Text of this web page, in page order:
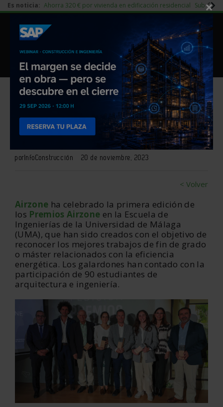
Es noticia: Ahorra 320 € por vivienda en edificación residencial Subida
Piedra Natural |
Redes Sociales
Es noticia
Registro
Los premios Airzone 2023 ya
tienen ganadores
porInfoConstrucción 20 de noviembre, 2023
< Volver
Airzone ha celebrado la primera edición de
los Premios Airzone en la Escuela de
Ingenierías de la Universidad de Málaga
(UMA), que han sido creados con el objetivo de
reconocer los mejores trabajos de fin de grado
o máster relacionados con la eficiencia
energética. Los galardones han contado con la
participación de 90 estudiantes de
arquitectura e ingeniería.
×